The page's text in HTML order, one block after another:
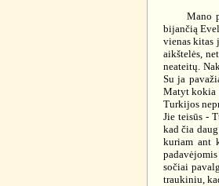
Mano
bijančią
vienas kitas
aikštelės,
neateitų.
Su ja
Matyt kokia
Turkijos
Jie teisūs -
kad čia
kuriam ant
sočiai
traukiniu,